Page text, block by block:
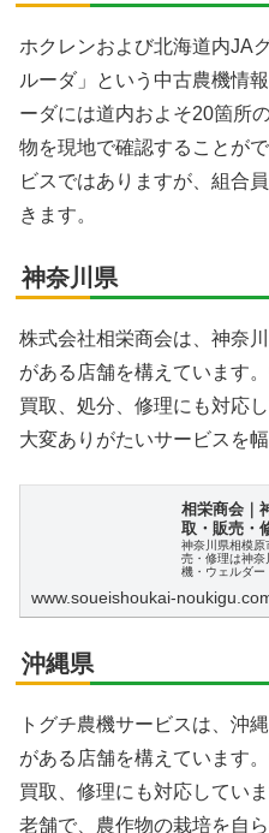
ホクレンおよび北海道内JA
ルーダ」という中古農機情
ーダには道内およそ20箇所
物を現地で確認することが
ビスではありますが、組合
きます。
神奈川県
株式会社相栄商会は、神奈
がある店舗を構えています
買取、処分、修理にも対応
大変ありがたいサービスを
相栄商会｜
取・販売・
神奈川県相模原
売・修理は神
機・ウェルダー
ー様から買取・
www.soueishoukai-
沖縄県
トグチ農機サービスは、沖
がある店舗を構えています
買取、修理にも対応してい
老舗で、農作物の栽培を自